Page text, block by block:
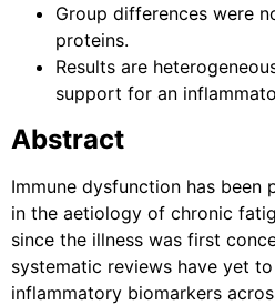
Group differences were
proteins.
Results are
support for an
Abstract
Immune dysfunction has been
in the aetiology of chronic
since the illness was first
systematic reviews have yet
inflammatory biomarkers